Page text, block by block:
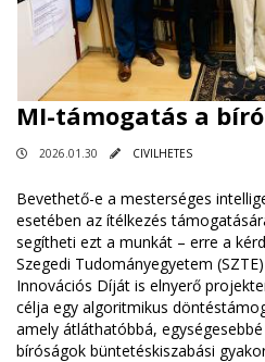
MI-támogatás a
2026.01.30 CIVILHETES
Bevethető-e a mesterséges
esetében az ítélkezés
segítheti ezt a munkát – erre a
Szegedi Tudományegyetem
Innovációs Díját is elnyerő
célja egy algoritmikus
amely átláthatóbbá,
bíróságok büntetéskiszabási